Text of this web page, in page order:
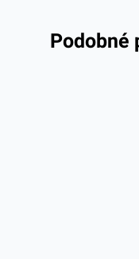
nádob s rôznym
Podobné